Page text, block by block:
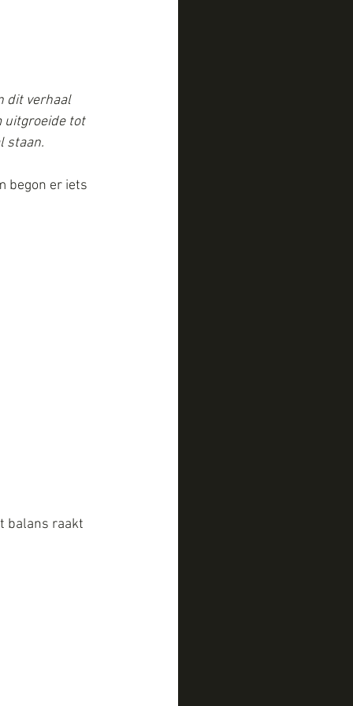
dit verhaal
uitgroeide tot
staan.
begon er iets
balans raakt